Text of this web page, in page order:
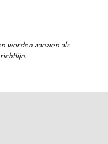
worden aanzien als